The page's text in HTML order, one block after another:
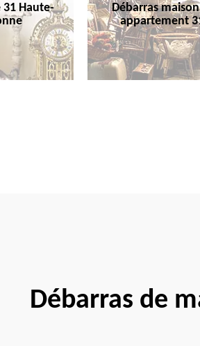
Haute-
Débarras
appartement
Débarras de